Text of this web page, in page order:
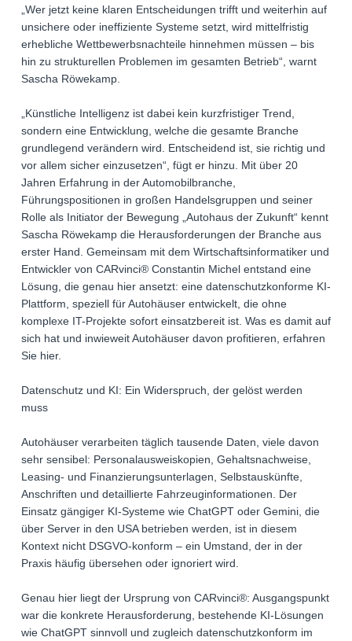
„Wer jetzt keine klaren Entscheidungen trifft und weiterhin auf
unsichere oder ineffiziente Systeme setzt, wird mittelfristig
erhebliche Wettbewerbsnachteile hinnehmen müssen – bis
hin zu strukturellen Problemen im gesamten Betrieb“, warnt
Sascha Röwekamp.
„Künstliche Intelligenz ist dabei kein kurzfristiger Trend,
sondern eine Entwicklung, welche die gesamte Branche
grundlegend verändern wird. Entscheidend ist, sie richtig und
vor allem sicher einzusetzen“, fügt er hinzu. Mit über 20
Jahren Erfahrung in der Automobilbranche,
Führungspositionen in großen Handelsgruppen und seiner
Rolle als Initiator der Bewegung „Autohaus der Zukunft“ kennt
Sascha Röwekamp die Herausforderungen der Branche aus
erster Hand. Gemeinsam mit dem Wirtschaftsinformatiker und
Entwickler von CARvinci® Constantin Michel entstand eine
Lösung, die genau hier ansetzt: eine datenschutzkonforme KI-
Plattform, speziell für Autohäuser entwickelt, die ohne
komplexe IT-Projekte sofort einsatzbereit ist. Was es damit auf
sich hat und inwieweit Autohäuser davon profitieren, erfahren
Sie hier.
Datenschutz und KI: Ein Widerspruch, der gelöst werden
muss
Autohäuser verarbeiten täglich tausende Daten, viele davon
sehr sensibel: Personalausweiskopien, Gehaltsnachweise,
Leasing- und Finanzierungsunterlagen, Selbstauskünfte,
Anschriften und detaillierte Fahrzeuginformationen. Der
Einsatz gängiger KI-Systeme wie ChatGPT oder Gemini, die
über Server in den USA betrieben werden, ist in diesem
Kontext nicht DSGVO-konform – ein Umstand, der in der
Praxis häufig übersehen oder ignoriert wird.
Genau hier liegt der Ursprung von CARvinci®: Ausgangspunkt
war die konkrete Herausforderung, bestehende KI-Lösungen
wie ChatGPT sinnvoll und zugleich datenschutzkonform im